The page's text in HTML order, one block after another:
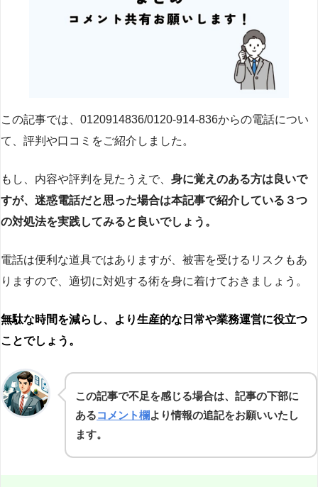
この記事では、0120914836/0120-914-836からの電話につい
て、評判や口コミをご紹介しました。
もし、内容や評判を見たうえで、 身に覚えのある方は良いで
すが、迷惑電話だと思った場合は本記事で紹介している３つ
の対処法を実践してみると良いでしょう。
電話は便利な道具ではありますが、被害を受けるリスクもあ
りますので、適切に対処する術を身に着けておきましょう。
無駄な時間を減らし、より生産的な日常や業務運営に役立つ
ことでしょう。
この記事で不足を感じる場合は、記事の下部に
あるコメント欄より情報の追記をお願いいたし
ます。